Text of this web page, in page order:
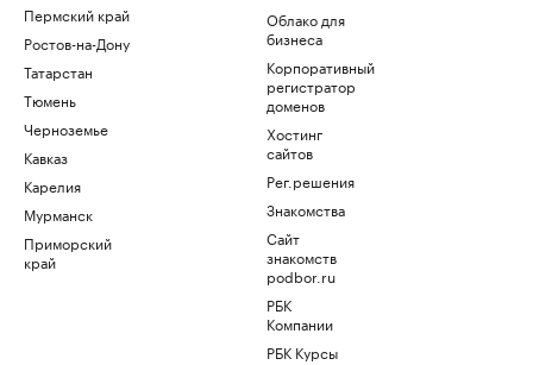
Пермский край
Ростов-на-Дону
Татарстан
Тюмень
Черноземье
Кавказ
Карелия
Мурманск
Приморский
край
Облако для
бизнеса
Корпоративный
регистратор
доменов
Хостинг
сайтов
Рег.решения
Знакомства
Сайт
знакомств
podbor.ru
РБК
Компании
РБК Курсы